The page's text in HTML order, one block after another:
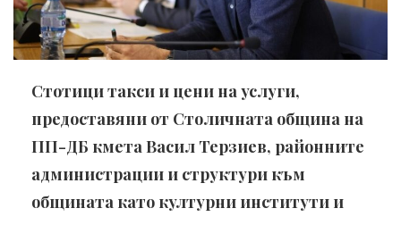
Стотици такси и цени на услуги,
предоставяни от Столичната община на
ПП-ДБ кмета Васил Терзиев, районните
администрации и структури към
общината като културни институти и